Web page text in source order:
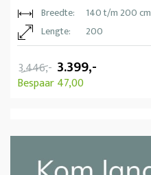
Breedte:
140 t/m 200 cm
Lengte:
200
3.446,- 3.399,-
Bespaar 47,00